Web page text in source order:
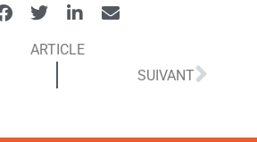
ARTICLE
SUIVANT